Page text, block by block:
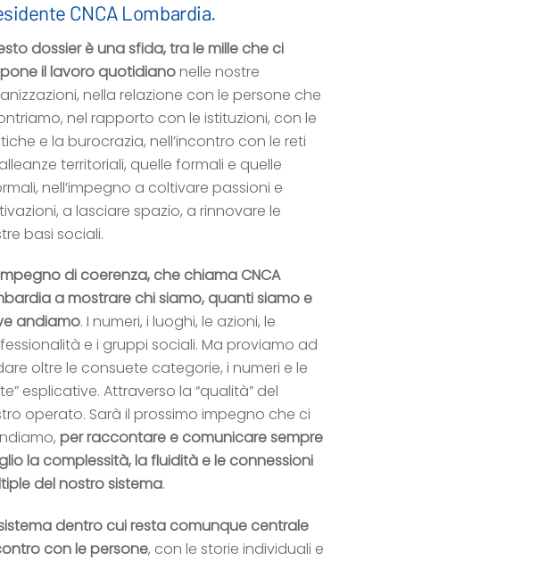
CNCA Lombardia.
dossier è una sfida, tra le mille che ci
il lavoro quotidianonelle nostre
nella relazione con le persone che
nel rapporto con le istituzioni, con le
e la burocrazia, nell’incontro con le reti
territoriali, quelle formali e quelle
nell’impegno a coltivare passioni e
a lasciare spazio, a rinnovare le
basi sociali.
di coerenza, che chiama CNCA
a mostrare chi siamo, quanti siamo e
andiamo. I numeri, i luoghi, le azioni, le
e i gruppi sociali. Ma proviamo ad
oltre le consuete categorie, i numeri e le
esplicative. Attraverso la “qualità” del
operato. Sarà il prossimo impegno che ci
per raccontare e comunicare sempre
la complessità, la fluidità e le connessioni
del nostro sistema.
dentro cui resta comunque centrale
con le persone, con le storie individuali e